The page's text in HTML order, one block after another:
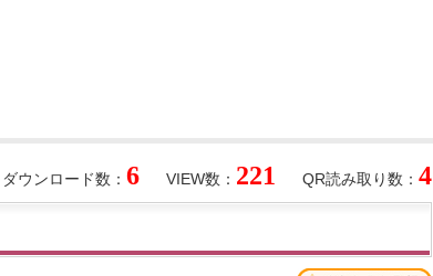
QR読み取り数： 4
VIEW数： 221
ダウンロード数： 6